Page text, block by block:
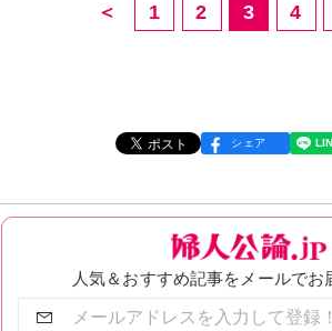
＜ 1 2 3 4
シェア